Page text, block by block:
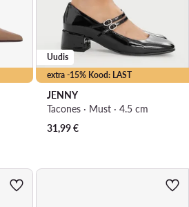
extra -15% Kood: LAST
Uudis
JENNY
Tacones · Must · 4.5 cm
31,99€